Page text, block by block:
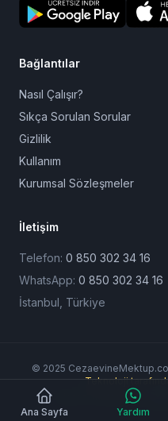
Ana Sayfa Yardım
Bağlantılar
Nasıl Çalışır?
Sıkça Sorulan Sorular
Gizlilik
Kullanım
Kurumsal Sözleşmeler
İletişim
Telefon: 0 850 302 34 16
WhatsApp: 0 850 302 34 16
İstanbul, Türkiye
© 2025
Teknoloji
Ödeme Yöntemleri: